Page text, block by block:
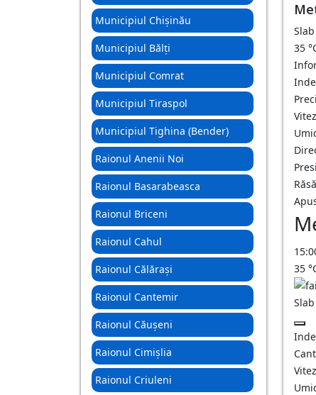
Municipiul Chișinău
Municipiul Bălți
Municipiul Comrat
Municipiul Tiraspol
Municipiul Tighina (Bender)
Raionul Anenii Noi
Raionul Basarabeasca
Raionul Briceni
Raionul Cahul
Raionul Călărași
Raionul Cantemir
Raionul Căușeni
Raionul Cimișlia
Raionul Criuleni
35
35